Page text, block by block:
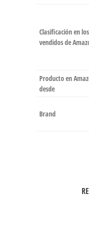
Clasificación en
vendidos de
Producto en
desde
Brand